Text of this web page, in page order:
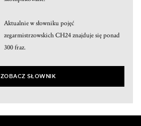
Aktualnie w słowniku pojęć
zegarmistrzowskich CH24 znajduje się ponad
300 fraz.
ZOBACZ SŁOWNIK